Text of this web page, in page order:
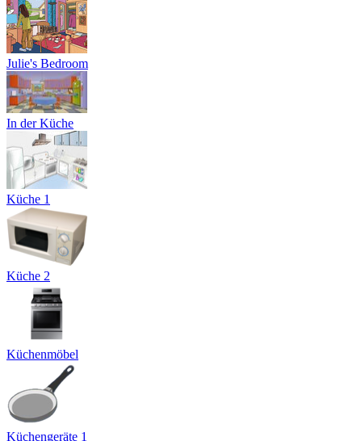
Julie's Bedroom
In der Küche
Küche 1
Küche 2
Küchenmöbel
Küchengeräte 1